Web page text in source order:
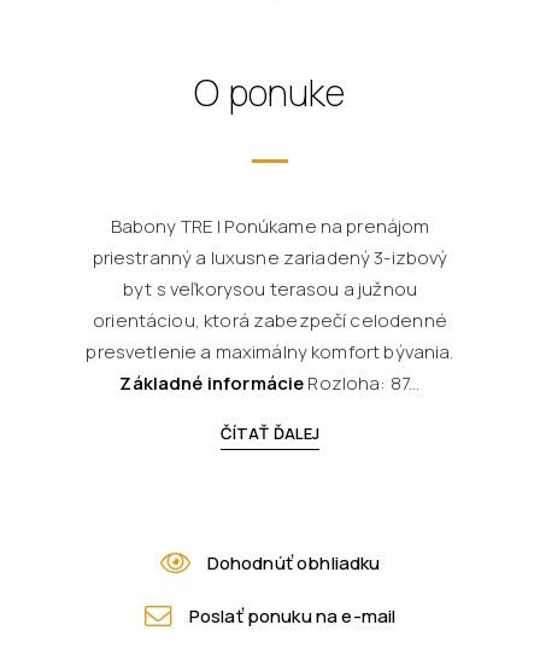
O ponuke
Babony TRE | Ponúkame na prenájom
priestranný a luxusne zariadený 3-izbový
byt s veľkorysou terasou a južnou
orientáciou, ktorá zabezpečí celodenné
presvetlenie a maximálny komfort bývania.
Základné informácieRozloha: 87...
ČÍTAŤ ĎALEJ
Dohodnúť obhliadku
Poslať ponuku na e-mail